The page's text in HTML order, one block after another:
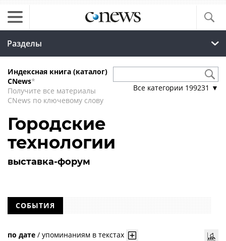
Разделы
Индексная книга (каталог)
CNews*
Получите все материалы
CNews по ключевому слову
Все категории 199231 ▼
Городские
технологии
выставка-форум
СОБЫТИЯ
по дате / упоминаниям в текстах